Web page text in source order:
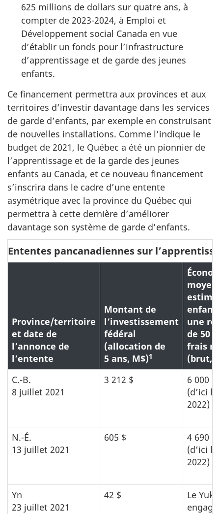
625 millions de dollars sur quatre ans, à
compter de 2023-2024, à Emploi et
Développement social Canada en vue
d’établir un fonds pour l’infrastructure
d’apprentissage et de garde des jeunes
enfants.
Ce financement permettra aux provinces et aux
territoires d’investir davantage dans les services
de garde d’enfants, par exemple en construisant
de nouvelles installations. Comme l’indique le
budget de 2021, le Québec a été un pionnier de
l’apprentissage et de la garde des jeunes
enfants au Canada, et ce nouveau financement
s’inscrira dans le cadre d’une entente
asymétrique avec la province du Québec qui
permettra à cette dernière d’améliorer
davantage son système de garde d’enfants.
Ententes pancanadiennes sur
Province/territoire
et date de
l’annonce de
l’entente
Montant de
l’investissement
fédéral
(allocation de
5 ans, M$)1
enfant
une
de 50
frais
(brut,
C.-B.
8 juillet 2021
3 212 $
6 000 $
(d’ici
2022)
N.-É.
13 juillet 2021
605 $
4 690 $
(d’ici
2022)
Yn
23 juillet 2021
42 $
Le
engagé